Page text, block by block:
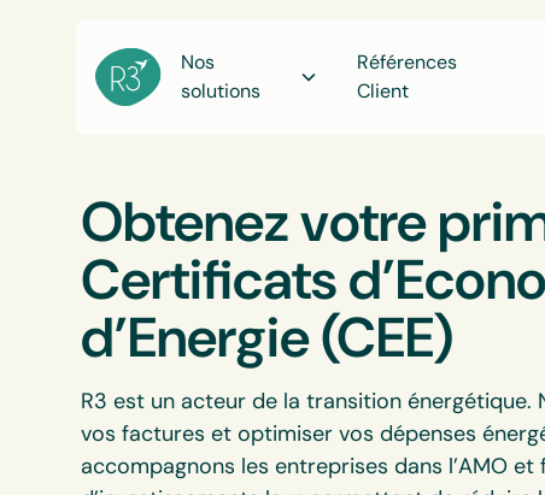
Nos
solutions
Références
Client
Obtenez votre
Certificats
d’Energie (CEE)
R3 est un acteur de la transition énergétique.
vos factures et optimiser vos dépenses
accompagnons les entreprises dans l’AMO et